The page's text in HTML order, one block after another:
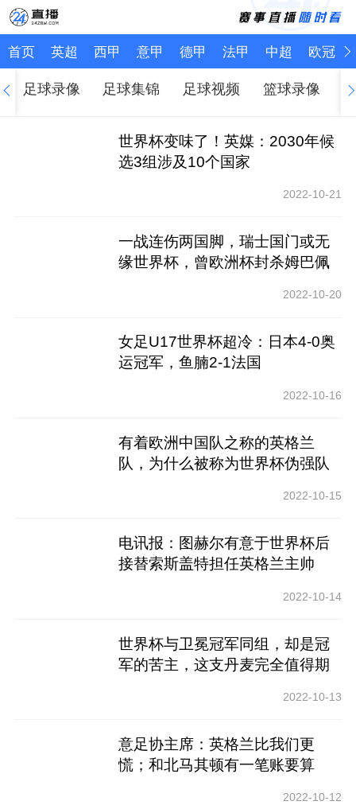
首页 英超 西甲 意甲 德甲 法甲 中超 欧冠
足球录像 足球集锦 足球视频 篮球录像
世界杯变味了！英媒：2030年候
选3组涉及10个国家
2022-10-21
一战连伤两国脚，瑞士国门或无
缘世界杯，曾欧洲杯封杀姆巴佩
2022-10-20
女足U17世界杯超冷：日本4-0奥
运冠军，鱼腩2-1法国
2022-10-16
有着欧洲中国队之称的英格兰
队，为什么被称为世界杯伪强队
2022-10-15
电讯报：图赫尔有意于世界杯后
接替索斯盖特担任英格兰主帅
2022-10-14
世界杯与卫冕冠军同组，却是冠
军的苦主，这支丹麦完全值得期
2022-10-13
意足协主席：英格兰比我们更
慌；和北马其顿有一笔账要算
2022-10-12